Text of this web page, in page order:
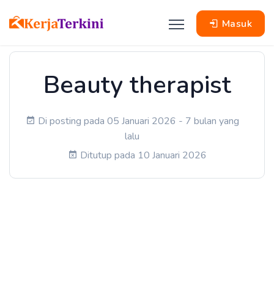
Masuk
Beauty therapist
Di posting pada 05 Januari 2026 - 7 bulan yang
lalu
Ditutup pada 10 Januari 2026